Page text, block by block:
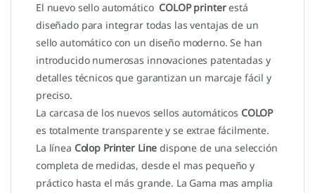
El nuevo sello automático COLOP printerestá
diseñado para integrar todas las ventajas de un
sello automático con un diseño moderno. Se han
introducido numerosas innovaciones patentadas y
detalles técnicos que garantizan un marcaje fácil y
preciso.
La carcasa de los nuevos sellos automáticos COLOP
es totalmente transparente y se extrae fácilmente.
La línea Colop Printer Line dispone de una selección
completa de medidas, desde el mas pequeño y
práctico hasta el más grande. La Gama mas amplia